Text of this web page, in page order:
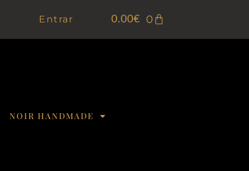
Entrar 0.00€ 0
NOIR HANDMADE